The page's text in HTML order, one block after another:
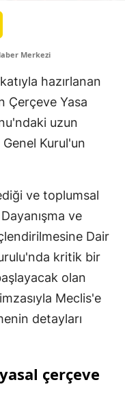
Merkezi
hazırlanan
Çerçeve Yasa
uzun
Kurul'un
ve toplumsal
ve
Dair
kritik bir
olan
Meclis'e
detayları
çerçeve